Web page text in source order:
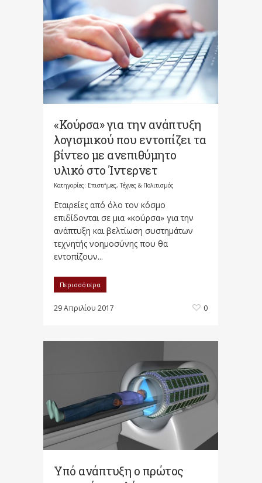
«Κούρσα» για την ανάπτυξη
λογισμικού που εντοπίζει τα
βίντεο με ανεπιθύμητο
υλικό στο Ίντερνετ
Κατηγορίες: Επιστήμες, Τέχνες & Πολιτισμός
Εταιρείες από όλο τον κόσμο
επιδίδονται σε μια «κούρσα» για την
ανάπτυξη και βελτίωση συστημάτων
τεχνητής νοημοσύνης που θα
εντοπίζουν...
Περισσότερα
29 Απριλίου 2017 0
Υπό ανάπτυξη ο πρώτος